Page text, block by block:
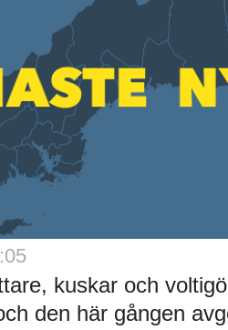
kuskar och
den här gången